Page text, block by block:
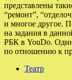
представлены
“ремонт”,
и многое другое.
на задания в
РБК в YouDo.
по отношению к
Театр